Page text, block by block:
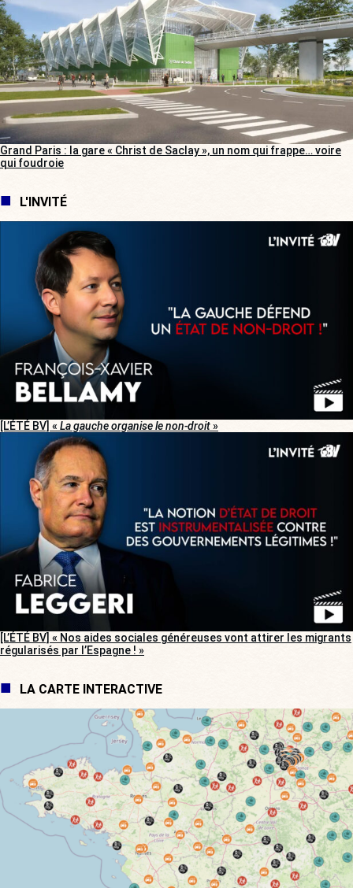
Grand Paris : la gare « Christ de Saclay », un nom qui frappe… voire
qui foudroie
L'INVITÉ
[L’ÉTÉ BV] « La gauche organise le non-droit»
[L’ÉTÉ BV] « Nos aides sociales généreuses vont attirer les migrants
régularisés par l’Espagne ! »
LA CARTE INTERACTIVE